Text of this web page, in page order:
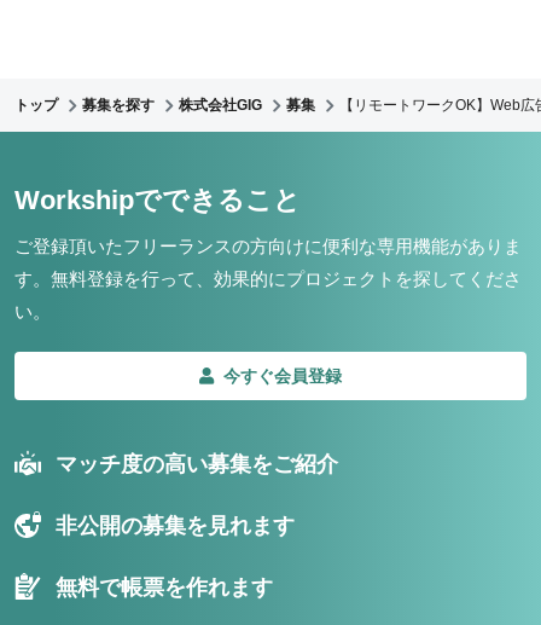
トップ 募集を探す 株式会社GIG 募集 【リモートワークOK】Web
Workshipでできること
ご登録頂いたフリーランスの方向けに便利な専用機能がありま
す。 無料登録を行って、効果的にプロジェクトを探してくださ
い。
今すぐ会員登録
マッチ度の高い募集をご紹介
非公開の募集を見れます
無料で帳票を作れます